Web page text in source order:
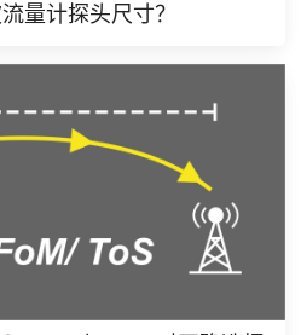
量计探头尺寸？